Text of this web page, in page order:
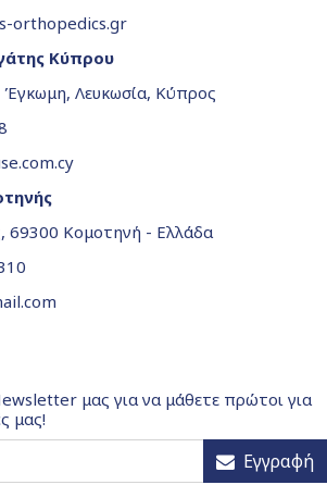
orthopedics.gr
Κύπρου
Λευκωσία, Κύπρος
69300 Κομοτηνή - Ελλάδα
μας για να μάθετε πρώτοι για
μας!
Εγγραφή